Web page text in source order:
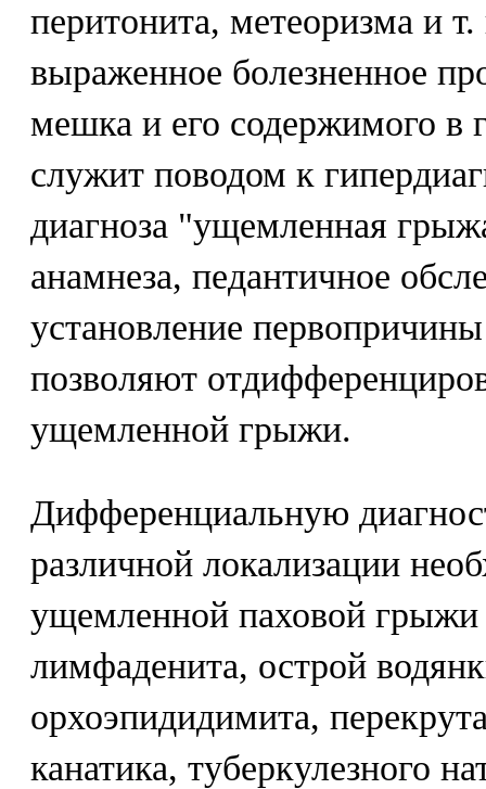
перитонита, метеоризма и
выраженное болезненное
мешка и его содержимого в
служит поводом к
диагноза "ущемленная
анамнеза, педантичное
установление
позволяют
ущемленной грыжи.
Дифференциальную
различной локализации
ущемленной паховой грыжи
лимфаденита, острой
орхоэпидидимита,
канатика, туберкулезного